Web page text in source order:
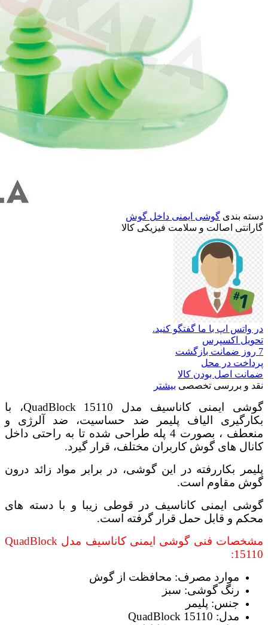
دسته بندی گوشی ایمنی داخل گوش
گارانتی اصالت و سلامت فیزیکی کالا
در واتس اپ با ما گفتگو کنید.
تحویل اکسپرس
7 روز ضمانت بازگشت
پرداخت در محل
ضمانت اصل بودن کالا
نقد و بررسی تخصصی بیشتر
گوشی ایمنی کاناسیف مدل QuadBlock 15110، با
بکارگیری الیاف پلیمر ضد حساسیت، ضد آلرژی و
منعطف ، بصورت 4 پله طراحی شده تا به راحتی داخل
کانال های گوش کاربران مختلف، قرار گیرد.
پلیمر بکاررفته در این گوشی، در برابر مواد زائد درون
گوش مقاوم است.
گوشی ایمنی کاناسیف در قوطی زیبا و با دسته های
محکم و قابل حمل قرار گرفته است.
مشخصات فنی گوشی ایمنی کاناسیف مدل QuadBlock
15110:
موارد مصرف: محافظت از گوش
رنگ گوشی: سبز
جنس: پلیمر
مدل: QuadBlock 15110